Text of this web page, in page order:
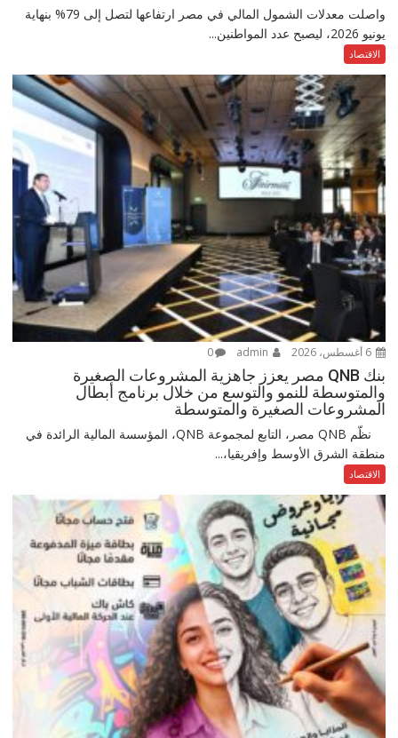
واصلت معدلات الشمول المالي في مصر ارتفاعها لتصل إلى 79% بنهاية
يونيو 2026، ليصبح عدد المواطنين...
الاقتصاد
6 أغسطس، 2026 0
بنك QNB مصر يعزز جاهزية المشروعات الصغيرة
والمتوسطة للنمو والتوسع من خلال برنامج أبطال
المشروعات الصغيرة والمتوسطة
نظّم QNB مصر، التابع لمجموعة QNB، المؤسسة المالية الرائدة في
منطقة الشرق الأوسط وإفريقيا،...
الاقتصاد